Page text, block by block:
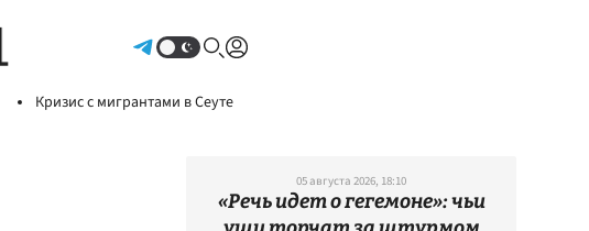
Кризис с мигрантами в Сеуте
05 августа 2026, 18:10
«Речь идет о гегемоне»: чьи